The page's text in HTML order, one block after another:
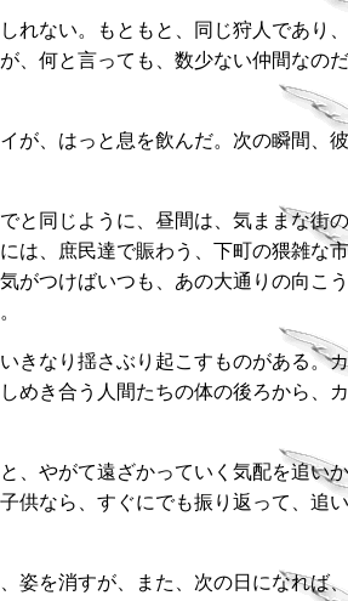
れない。もともと、同じ狩人であり
、何と言っても、数少ない仲間なの
が、はっと息を飲んだ。次の瞬間、
と同じように、昼間は、気ままな街
は、庶民達で賑わう、下町の猥雑な
がつけばいつも、あの大通りの向こ
きなり揺さぶり起こすものがある。
めき合う人間たちの体の後ろから、
、やがて遠ざかっていく気配を追い
供なら、すぐにでも振り返って、追
姿を消すが、また、次の日になれば